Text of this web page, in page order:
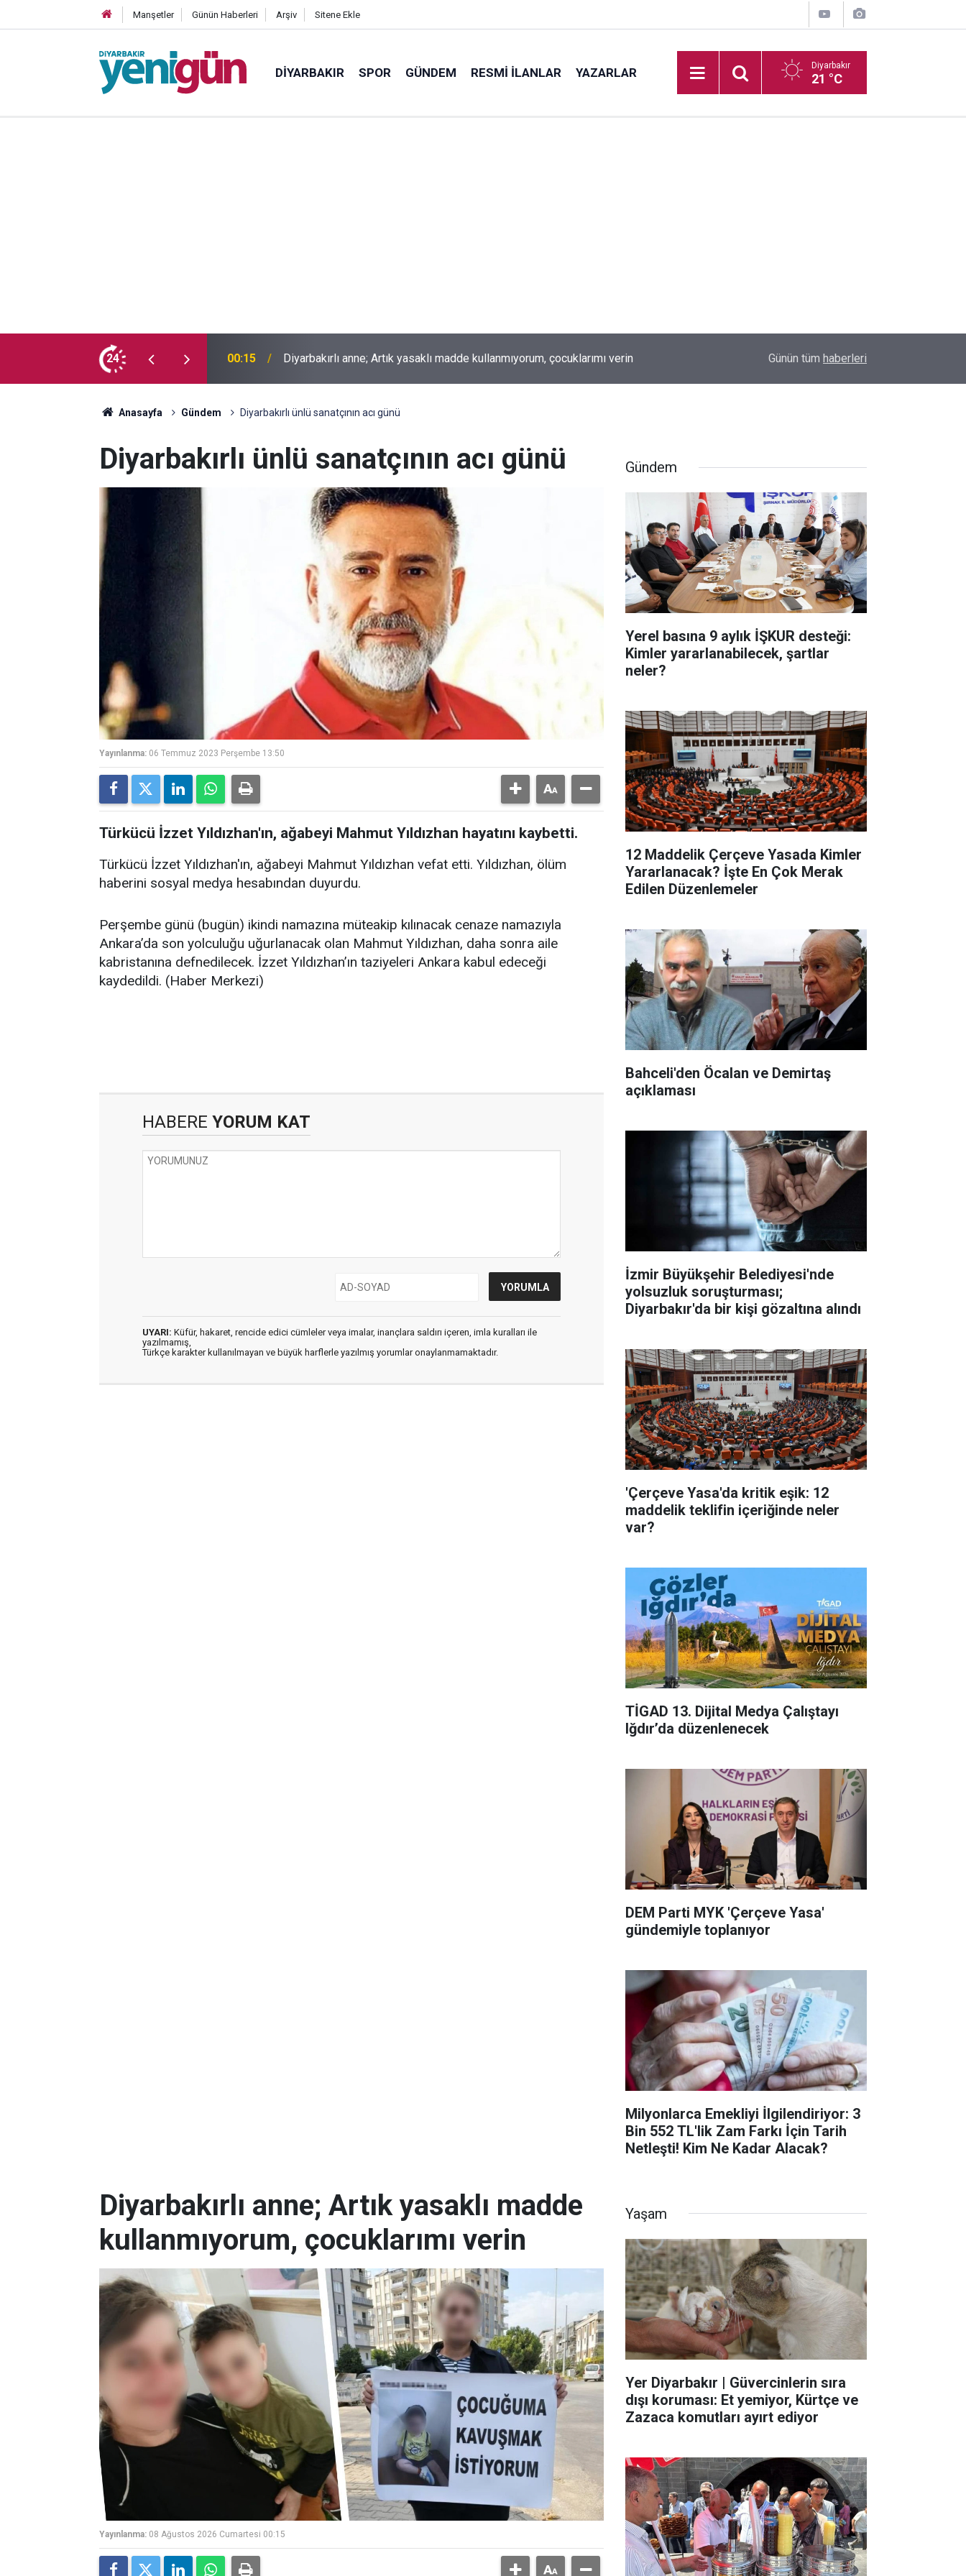
Manşetler Günün Haberleri Arşiv Sitene Ekle
DIYARBAKIR SPOR GÜNDEM RESMI İLANLAR YAZARLAR Diyarbakır
21 °C
24
kullanmıyorum, çocuklarımı verin 00:05 Mesut Çokur yazdı; Gelecek Yolda mı Kaldı? Barış Ünal yazdı; Silahlar susarsa gelecek
Günün tüm haberleri
Anasayfa Gündem Diyarbakırlı ünlü sanatçının acı günü
Diyarbakırlı ünlü sanatçının acı günü
Yayınlanma: 06 Temmuz 2023 Perşembe 13:50
Türkücü İzzet Yıldızhan'ın, ağabeyi Mahmut Yıldızhan hayatını kaybetti.
Türkücü İzzet Yıldızhan'ın, ağabeyi Mahmut Yıldızhan vefat etti. Yıldızhan, ölüm
haberini sosyal medya hesabından duyurdu.
Perşembe günü (bugün) ikindi namazına müteakip kılınacak cenaze namazıyla
Ankara’da son yolculuğu uğurlanacak olan Mahmut Yıldızhan, daha sonra aile
kabristanına defnedilecek. İzzet Yıldızhan’ın taziyeleri Ankara kabul edeceği
kaydedildi. (Haber Merkezi)
HABERE YORUM KAT
UYARI: Küfür, hakaret, rencide edici cümleler veya imalar, inançlara saldırı içeren, imla kuralları ile
yazılmamış,
Türkçe karakter kullanılmayan ve büyük harflerle yazılmış yorumlar onaylanmamaktadır.
Gündem
Yerel basına 9 aylık İŞKUR desteği:
Kimler yararlanabilecek, şartlar
neler?
12 Maddelik Çerçeve Yasada Kimler
Yararlanacak? İşte En Çok Merak
Edilen Düzenlemeler
Bahceli'den Öcalan ve Demirtaş
açıklaması
İzmir Büyükşehir Belediyesi'nde
yolsuzluk soruşturması;
Diyarbakır'da bir kişi gözaltına alındı
'Çerçeve Yasa'da kritik eşik: 12
maddelik teklifin içeriğinde neler
var?
TİGAD 13. Dijital Medya Çalıştayı
Iğdır’da düzenlenecek
DEM Parti MYK 'Çerçeve Yasa'
gündemiyle toplanıyor
Milyonlarca Emekliyi İlgilendiriyor: 3
Bin 552 TL'lik Zam Farkı İçin Tarih
Netleşti! Kim Ne Kadar Alacak?
Diyarbakırlı anne; Artık yasaklı madde
kullanmıyorum, çocuklarımı verin
Yayınlanma: 08 Ağustos 2026 Cumartesi 00:15
Yaşam
Yer Diyarbakır | Güvercinlerin sıra
dışı koruması: Et yemiyor, Kürtçe ve
Zazaca komutları ayırt ediyor